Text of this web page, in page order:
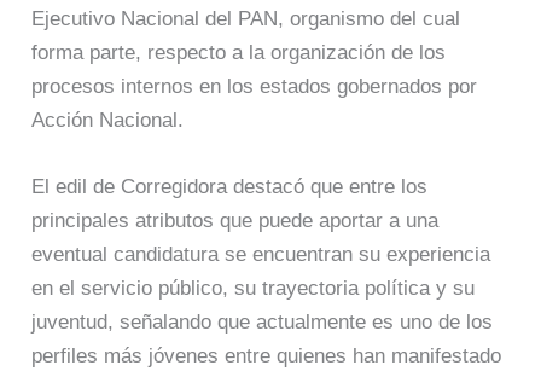
Ejecutivo Nacional del PAN, organismo del cual
forma parte, respecto a la organización de los
procesos internos en los estados gobernados por
Acción Nacional.
El edil de Corregidora destacó que entre los
principales atributos que puede aportar a una
eventual candidatura se encuentran su experiencia
en el servicio público, su trayectoria política y su
juventud, señalando que actualmente es uno de los
perfiles más jóvenes entre quienes han manifestado